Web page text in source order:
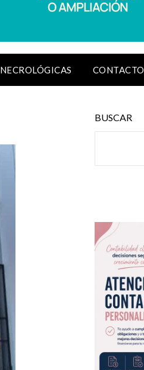
NECROLÓGICAS CONTACTO
BUSCAR